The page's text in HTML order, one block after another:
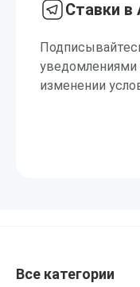
Ставки в
изменении
Все категории